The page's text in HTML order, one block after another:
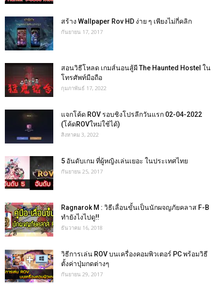
สร้าง Wallpaper Rov HD ง่าย ๆ เพียงไม่กี่คลิก
กันยายน 17, 2017
สอนวิธีโหลด เกมส์นอนสู้ผี The Haunted Hostel ใน
โทรศัพท์มือถือ
กุมภาพันธ์ 17, 2022
แจกโค้ด ROV รอบชิงโปรลีกวันแรก 02-04-2022
(โค้ดROVใหม่ใช้ได้)
สิงหาคม 3, 2022
5 อันดับเกม ที่ผู้หญิงเล่นเยอะ ในประเทศไทย
กันยายน 25, 2017
Ragnarok M : วิธีเลื่อนขั้นเป็นนักผจญภัยคลาส F-B
ทำยังไงไปดู!!
ธันวาคม 16, 2018
วิธีการเล่น ROV บนเครื่องคอมพิวเตอร์ PC พร้อมวิธี
ตั้งค่าปุ่มกดต่างๆ
กันยายน 29, 2017